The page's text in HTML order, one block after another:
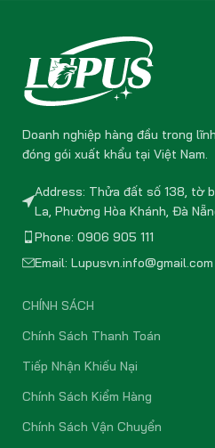
Doanh nghiệp hàng đầu trong
đóng gói xuất khẩu tại Việt Nam.
Address: Thửa đất số 138, tờ
La, Phường Hòa Khánh, Đà
Phone: 0906 905 111
Email: Lupusvn.info@gmail.com
CHÍNH SÁCH
Chính Sách Thanh Toán
Tiếp Nhận Khiếu Nại
Chính Sách Kiểm Hàng
Chính Sách Vận Chuyển